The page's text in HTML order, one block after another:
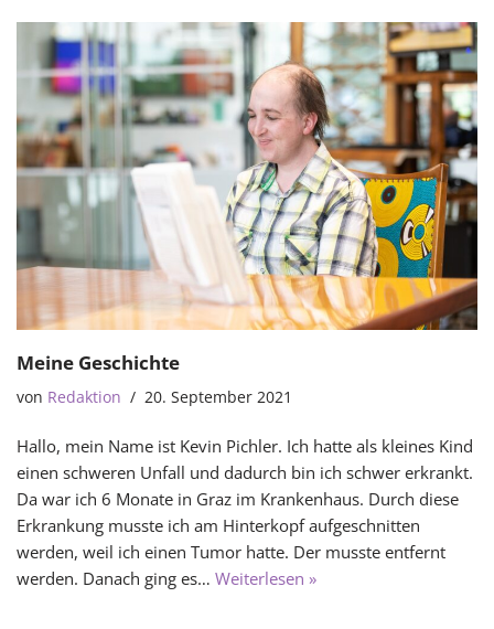
Meine Geschichte
von Redaktion 20. September 2021
Hallo, mein Name ist Kevin Pichler. Ich hatte als kleines Kind
einen schweren Unfall und dadurch bin ich schwer erkrankt.
Da war ich 6 Monate in Graz im Krankenhaus. Durch diese
Erkrankung musste ich am Hinterkopf aufgeschnitten
werden, weil ich einen Tumor hatte. Der musste entfernt
werden. Danach ging es… Weiterlesen »